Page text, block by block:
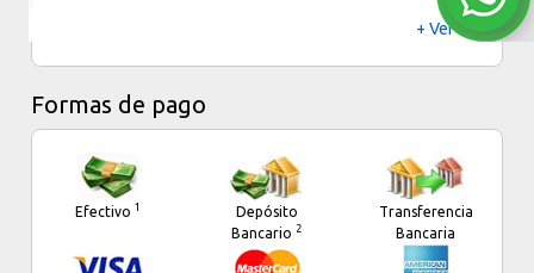
+ Ver más
Formas de pago
Efectivo 1
Depósito
Bancario 2
Transferencia
Bancaria